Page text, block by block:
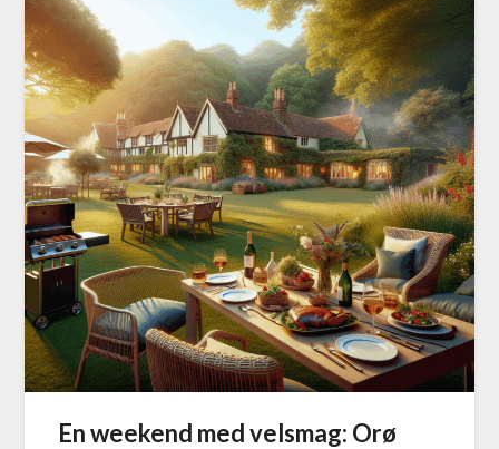
En weekend med velsmag: Orø